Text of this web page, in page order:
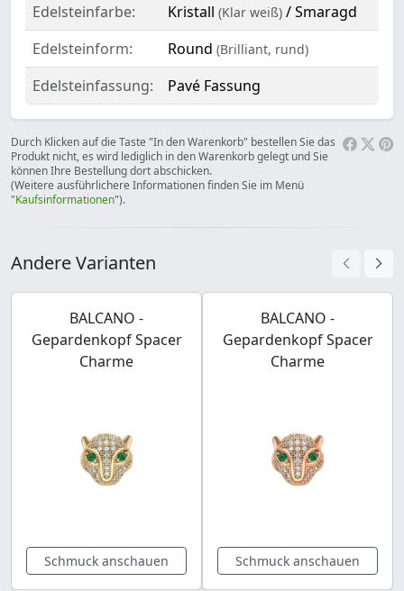
Edelsteinfarbe: Kristall (Klar weiß) / Smaragd
Edelsteinform:
Round (Brilliant, rund)
Edelsteinfassung: Pavé Fassung
Durch Klicken auf die Taste "In den Warenkorb" bestellen Sie das
Produkt nicht, es wird lediglich in den Warenkorb gelegt und Sie
können Ihre Bestellung dort abschicken.
(Weitere ausführlichere Informationen finden Sie im Menü
"Kaufsinformationen").
Andere Varianten
BALCANO -
Gepardenkopf Spacer
Charme
Schmuck anschauen
BALCANO -
Gepardenkopf Spacer
Charme
Schmuck anschauen